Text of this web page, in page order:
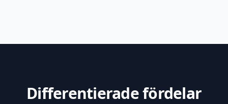
Differentierade fördelar